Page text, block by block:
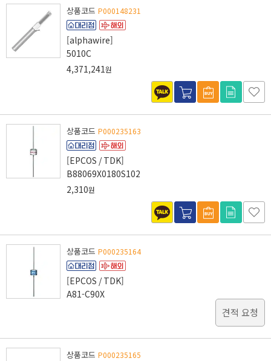
상품코드 P000148231
[alphawire]
5010C
4,371,241원
상품코드 P000235163
[EPCOS / TDK]
B88069X0180S102
2,310원
상품코드 P000235164
[EPCOS / TDK]
A81-C90X
견적 요청
상품코드 P000235165